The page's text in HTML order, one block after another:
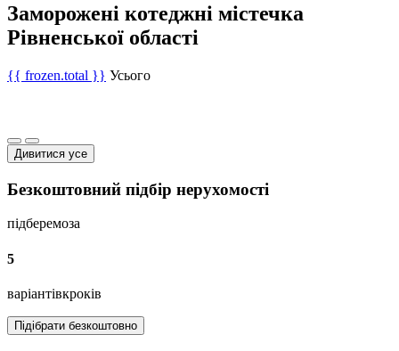
Заморожені котеджні містечка
Рівненської області
{{ frozen.total }} Усього
Дивитися усе
Безкоштовний підбір нерухомості
підберемоза
5
варіантівкроків
Підібрати безкоштовно